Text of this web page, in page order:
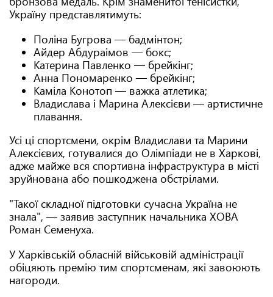
Україну представлятимуть:
Поліна Бугрова — бадмінтон;
Айдер Абдураімов — бокс;
Катерина Павленко — брейкінг;
Анна Пономаренко — брейкінг;
Каміла Конотоп — важка атлетика;
Владислава і Марина Алексієви — артистичне
плавання.
Усі ці спортсмени, окрім Владислави та Марини
Алексієвих, готувалися до Олімпіади не в Харкові,
адже майже вся спортивна інфраструктура в місті
зруйнована або пошкоджена обстрілами.
"Такої складної підготовки сучасна Україна не
знала", — заявив заступник начальника ХОВА
Роман Семенуха.
У Харківській обласній військовій адміністрації
обіцяють премію тим спортсменам, які завоюють
нагороди.